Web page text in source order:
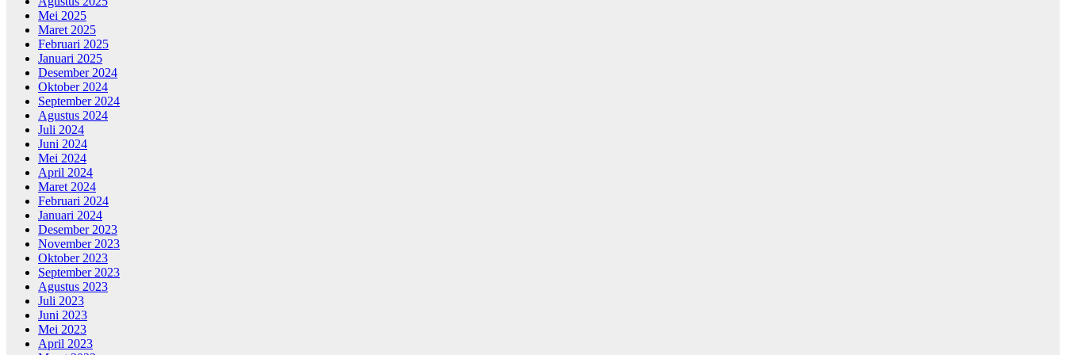
Mei 2025
Maret 2025
Februari 2025
Januari 2025
Desember 2024
Oktober 2024
September 2024
Agustus 2024
Juli 2024
Juni 2024
Mei 2024
April 2024
Maret 2024
Februari 2024
Januari 2024
Desember 2023
November 2023
Oktober 2023
September 2023
Agustus 2023
Juli 2023
Juni 2023
Mei 2023
April 2023